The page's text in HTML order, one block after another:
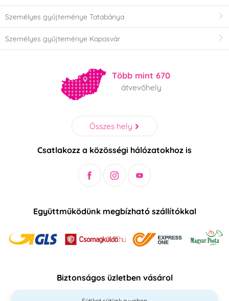
Személyes gyűjteménye Tatabánya
Személyes gyűjteménye Kaposvár
Több mint 670
átvevőhely
Összes hely
Csatlakozz a közösségi hálózatokhoz is
Együttműködünk megbízható szállítókkal
Biztonságos üzletben vásárol